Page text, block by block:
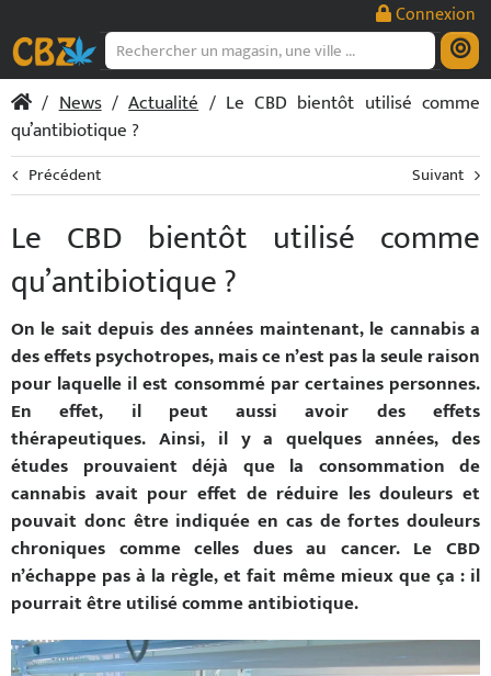
contenu
Connexion
/News/Actualité/ Le CBD bientôt utilisé comme
qu’antibiotique ?
Précédent Suivant
Le CBD bientôt utilisé comme
qu’antibiotique ?
On le sait depuis des années maintenant, le cannabis a
des effets psychotropes, mais ce n’est pas la seule raison
pour laquelle il est consommé par certaines personnes.
En effet, il peut aussi avoir des effets
thérapeutiques. Ainsi, il y a quelques années, des
études prouvaient déjà que la consommation de
cannabis avait pour effet de réduire les douleurs et
pouvait donc être indiquée en cas de fortes douleurs
chroniques comme celles dues au cancer. Le CBD
n’échappe pas à la règle, et fait même mieux que ça : il
pourrait être utilisé comme antibiotique.